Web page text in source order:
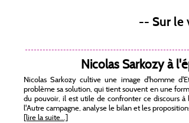
-- Sur le
Nicolas Sarkozy à
Nicolas Sarkozy cultive une image d'homme
problème sa solution, qui tient souvent en une
du pouvoir, il est utile de confronter ce discours
l'Autre campagne, analyse le bilan et les
[lire la suite...]